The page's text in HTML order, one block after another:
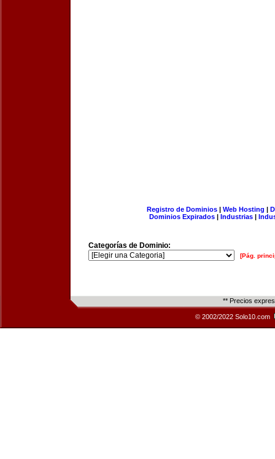
Registro de Dominios| Web Hosting |
Dominios Expirados | Industrias |
Categorías de Dominio:
[Pág.
** Precios
© 2002/2022 Solo10.com